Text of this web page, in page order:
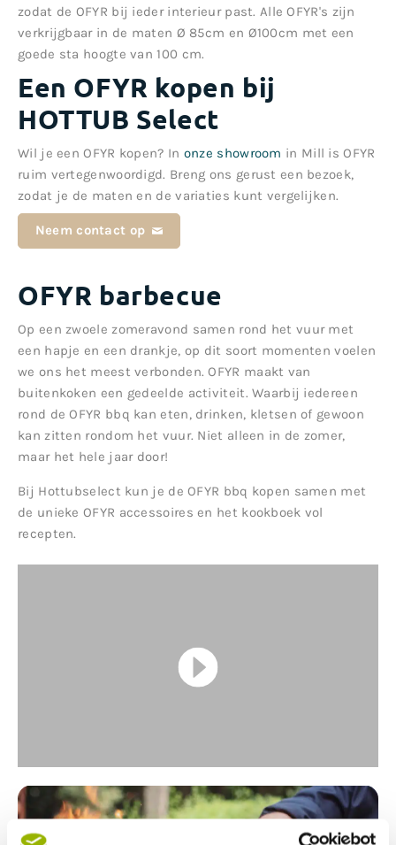
zodat de OFYR bij ieder interieur past. Alle OFYR's zijn
verkrijgbaar in de maten Ø 85cm en Ø100cm met een
goede sta hoogte van 100 cm.
Een OFYR kopen bij
HOTTUB Select
Wil je een OFYR kopen? In onze showroom in Mill is OFYR
ruim vertegenwoordigd. Breng ons gerust een bezoek,
zodat je de maten en de variaties kunt vergelijken.
Neem contact op
OFYR barbecue
Op een zwoele zomeravond samen rond het vuur met
een hapje en een drankje, op dit soort momenten voelen
we ons het meest verbonden. OFYR maakt van
buitenkoken een gedeelde activiteit. Waarbij iedereen
rond de OFYR bbq kan eten, drinken, kletsen of gewoon
kan zitten rondom het vuur. Niet alleen in de zomer,
maar het hele jaar door!
Bij Hottubselect kun je de OFYR bbq kopen samen met
de unieke OFYR accessoires en het kookboek vol
recepten.